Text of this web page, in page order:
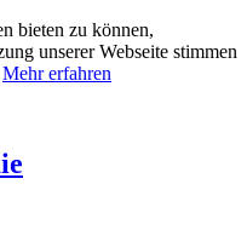
bieten zu können,
unserer Webseite stimmen
Mehr erfahren